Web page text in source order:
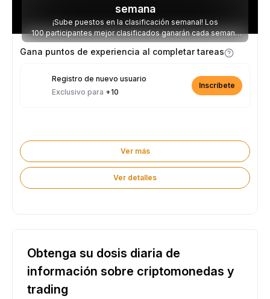
semana
¡Sube puestos en la clasificación semanal! Los
100 participantes mejor clasificados ganarán cada semana
parte de los 2.500 USDT disponibles.
Gana puntos de experiencia al completar tareas
Registro de nuevo usuario
Exclusivo para +10
Inscríbete
Ver más
Ver detalles
Obtenga su dosis diaria de
información sobre criptomonedas y
trading